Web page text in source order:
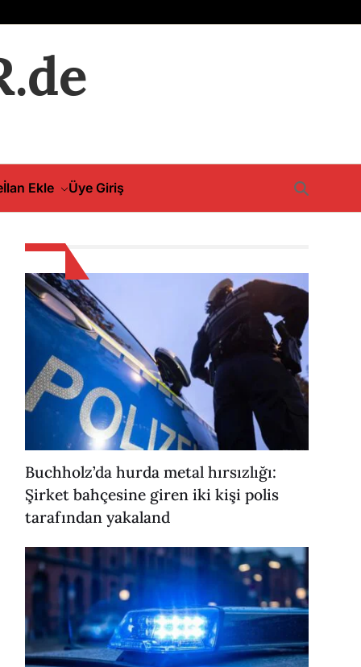
İlan Ekle Üye Giriş
Buchholz’da hurda metal hırsızlığı:
Şirket bahçesine giren iki kişi polis
tarafından yakaland